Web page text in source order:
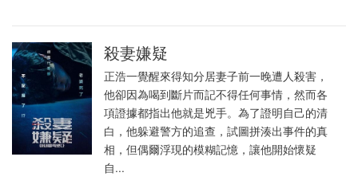
殺妻嫌疑
正浩一覺醒來得知分居妻子前一晚遭人殺害，
他卻因為喝到斷片而記不得任何事情，然而各
項證據都指出他就是兇手。為了證明自己的清
白，他躲避警方的追查，試圖拼湊出事件的真
相，但偶爾浮現的模糊記憶，讓他開始懷疑
自...